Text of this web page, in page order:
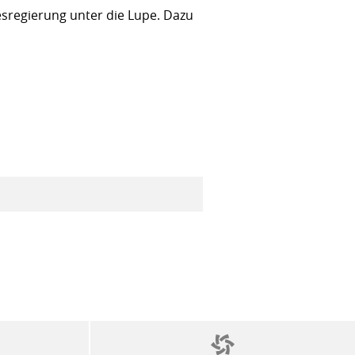
unter die Lupe. Dazu